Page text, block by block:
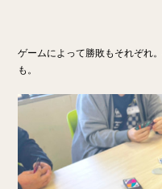
ゲームによって勝敗もそれぞれ。
も。